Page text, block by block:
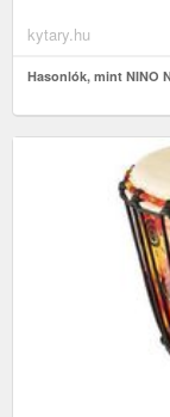
kytary.hu
Hasonlók, mint NINO